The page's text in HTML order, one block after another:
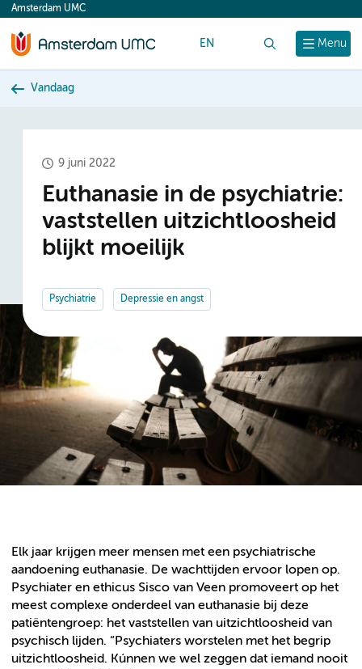
content
Menu
Amsterdam UMC
EN
Vandaag
9 juni 2022
Euthanasie in de psychiatrie:
vaststellen uitzichtloosheid
blijkt moeilijk
Psychiatrie Depressie en angst
Elk jaar krijgen meer mensen met een psychiatrische
aandoening euthanasie. De wachttijden ervoor lopen op.
Psychiater en ethicus Sisco van Veen promoveert op het
meest complexe onderdeel van euthanasie bij deze
patiëntengroep: het vaststellen van uitzichtloosheid van
psychisch lijden. “Psychiaters worstelen met het begrip
uitzichtloosheid. Kúnnen we wel zeggen dat iemand nooit